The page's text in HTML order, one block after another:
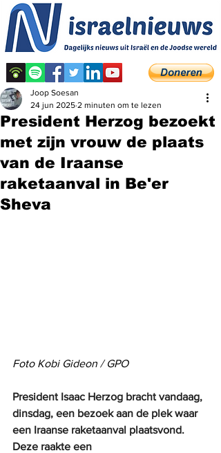
President Herzog bezoekt
met zijn vrouw de plaats
van de Iraanse
raketaanval in Be'er
Sheva
Joop Soesan
24 jun 2025 2 minuten om te lezen
Foto Kobi Gideon / GPO
President Isaac Herzog bracht vandaag,
dinsdag, een bezoek aan de plek waar
een Iraanse raketaanval plaatsvond.
Deze raakte een